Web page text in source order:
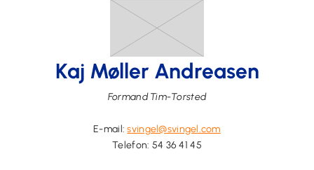
Kaj Møller Andreasen
FormandTim-Torsted
E-mail: svingel@svingel.com
Telefon: 54 36 41 45